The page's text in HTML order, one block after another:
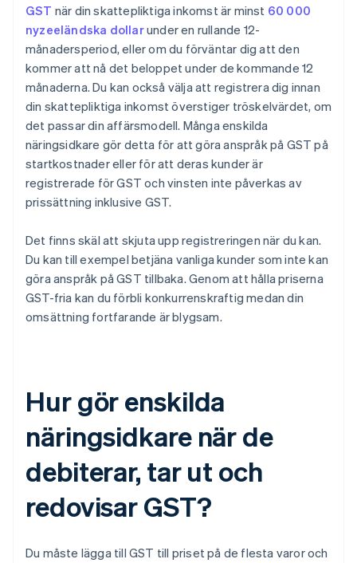
GST när din skattepliktiga inkomst är minst 60 000
nyzeeländska dollarunder en rullande 12-
månadersperiod, eller om du förväntar dig att den
kommer att nå det beloppet under de kommande 12
månaderna. Du kan också välja att registrera dig innan
din skattepliktiga inkomst överstiger tröskelvärdet, om
det passar din affärsmodell. Många enskilda
näringsidkare gör detta för att göra anspråk på GST på
startkostnader eller för att deras kunder är
registrerade för GST och vinsten inte påverkas av
prissättning inklusive GST.
Det finns skäl att skjuta upp registreringen när du kan.
Du kan till exempel betjäna vanliga kunder som inte kan
göra anspråk på GST tillbaka. Genom att hålla priserna
GST-fria kan du förbli konkurrenskraftig medan din
omsättning fortfarande är blygsam.
Hur gör enskilda
näringsidkare när de
debiterar, tar ut och
redovisar GST?
Du måste lägga till GST till priset på de flesta varor och